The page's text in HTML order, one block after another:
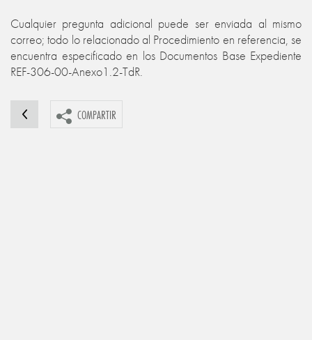
Cualquier pregunta adicional puede ser enviada al mismo
correo; todo lo relacionado al Procedimiento en referencia, se
encuentra especificado en los Documentos Base Expediente
REF-306-00-Anexo1.2-TdR.
COMPARTIR